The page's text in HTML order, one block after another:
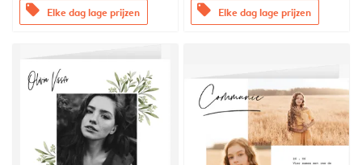
offers Elke dag lage prijzen offers Elke dag lage prijzen